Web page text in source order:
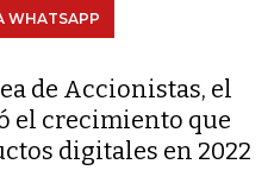
WHATSAPP
de Accionistas, el
el crecimiento que
digitales en 2022